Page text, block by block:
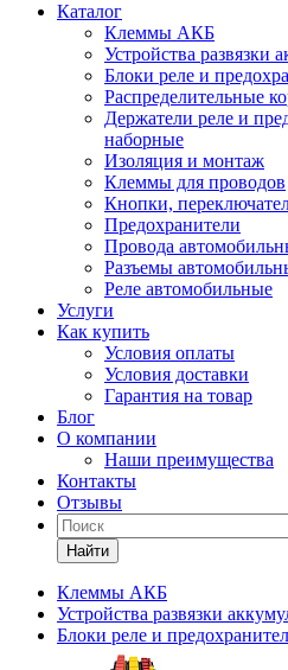
Каталог
Клеммы АКБ
Устройства развязки
Блоки реле и
Распределительные
Держатели реле и
наборные
Изоляция и монтаж
Клеммы для проводов
Кнопки,
Предохранители
Провода
Разъемы
Реле автомобильные
Услуги
Как купить
Условия оплаты
Условия доставки
Гарантия на товар
Блог
О компании
Наши преимущества
Контакты
Отзывы
Найти
Клеммы АКБ
Устройства развязки
Блоки реле и